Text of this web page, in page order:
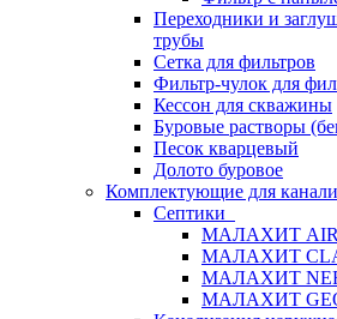
Переходники и
трубы
Сетка для фильтров
Фильтр-чулок для
Кессон для скважины
Буровые растворы
Песок кварцевый
Долото буровое
Комплектующие для
Септики
МАЛАХИТ AIR
МАЛАХИТ
МАЛАХИТ
МАЛАХИТ